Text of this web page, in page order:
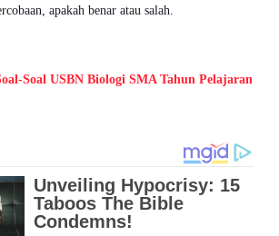
apakah benar atau salah.
Soal USBN Biologi SMA Tahun Pelajaran